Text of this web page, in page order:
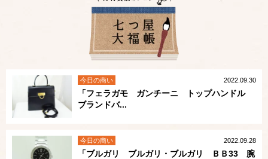
今日の商い 2022.09.30
「フェラガモ ガンチーニ トップハンドル
ブランドバ...
今日の商い 2022.09.28
「ブルガリ ブルガリ・ブルガリ ＢＢ33 腕